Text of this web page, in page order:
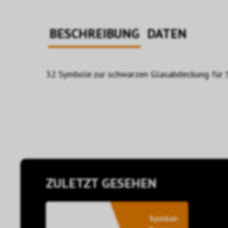
BESCHREIBUNG DATEN
32 Symbole zur schwarzen Glasabdeckung für
ZULETZT GESEHEN
Symbol-